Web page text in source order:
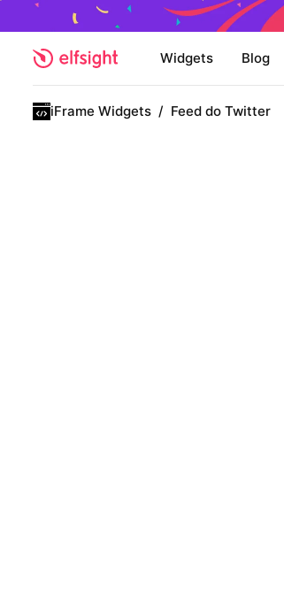
Widgets Blog
iFrame Widgets / Feed do Twitter